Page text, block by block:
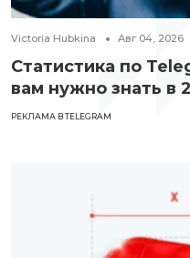
Victoria Hubkina Авг 04, 2026
Статистика по
вам нужно знать в
РЕКЛАМА В TELEGRAM